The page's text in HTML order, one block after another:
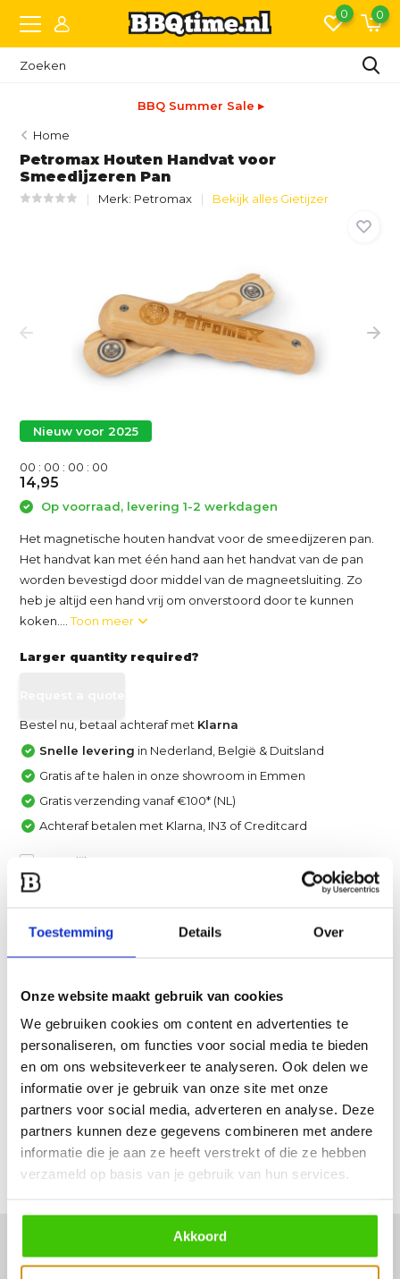
Toestemming Details Over
Onze website maakt gebruik van cookies
We gebruiken cookies om content en advertenties te
personaliseren, om functies voor social media te bieden
en om ons websiteverkeer te analyseren. Ook delen we
informatie over je gebruik van onze site met onze
partners voor social media, adverteren en analyse. Deze
partners kunnen deze gegevens combineren met andere
informatie die je aan ze heeft verstrekt of die ze hebben
verzameld op basis van je gebruik van hun services.
Akkoord
0 0
BBQ Summer Sale ▸
Home
Petromax Houten Handvat voor
Smeedijzeren Pan
Merk: Petromax Bekijk alles Gietijzer
Nieuw voor 2025
00 : 00 : 00 : 00
14,95
Op voorraad, levering 1-2 werkdagen
Het magnetische houten handvat voor de smeedijzeren pan.
Het handvat kan met één hand aan het handvat van de pan
worden bevestigd door middel van de magneetsluiting. Zo
heb je altijd een hand vrij om onverstoord door te kunnen
koken....Toon meer
Larger quantity required?
Bestel nu, betaal achteraf met Klarna
Snelle levering in Nederland, België & Duitsland
Gratis af te halen in onze showroom in Emmen
Gratis verzending vanaf €100* (NL)
Achteraf betalen met Klarna, IN3 of Creditcard
Vergelijk
Een van onze specialisten helpt je graag verder!
Productomschrijving
Reviews
Delen